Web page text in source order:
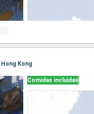
Kong
Comidas incluidas